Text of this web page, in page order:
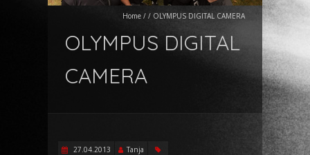
Home / / OLYMPUS DIGITAL CAMERA
OLYMPUS DIGITAL
CAMERA
27.04.2013 Tanja